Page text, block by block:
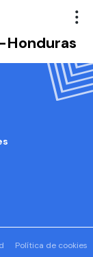
Honduras
Política de cookies